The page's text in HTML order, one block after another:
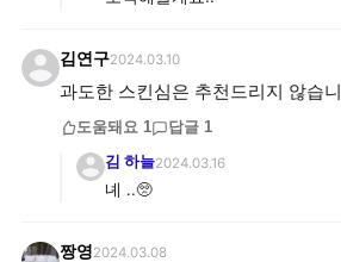
김연구2024.03.10
도움돼요 1 답글 1
김 하늘2024.03.16
녜 ..🥺
짱영2024.03.08